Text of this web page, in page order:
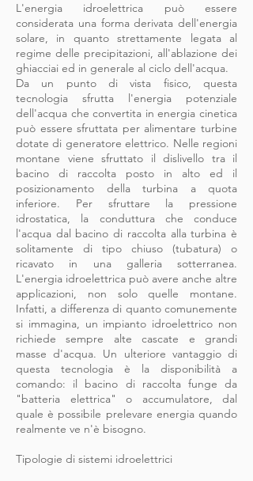
L'energia idroelettrica può essere
considerata una forma derivata dell'energia
solare, in quanto strettamente legata al
regime delle precipitazioni, all'ablazione dei
ghiacciai ed in generale al ciclo dell'acqua.
Da un punto di vista fisico, questa
tecnologia sfrutta l'energia potenziale
dell'acqua che convertita in energia cinetica
può essere sfruttata per alimentare turbine
dotate di generatore elettrico. Nelle regioni
montane viene sfruttato il dislivello tra il
bacino di raccolta posto in alto ed il
posizionamento della turbina a quota
inferiore. Per sfruttare la pressione
idrostatica, la conduttura che conduce
l'acqua dal bacino di raccolta alla turbina è
solitamente di tipo chiuso (tubatura) o
ricavato in una galleria sotterranea.
L'energia idroelettrica può avere anche altre
applicazioni, non solo quelle montane.
Infatti, a differenza di quanto comunemente
si immagina, un impianto idroelettrico non
richiede sempre alte cascate e grandi
masse d'acqua. Un ulteriore vantaggio di
questa tecnologia è la disponibilità a
comando: il bacino di raccolta funge da
"batteria elettrica" o accumulatore, dal
quale è possibile prelevare energia quando
realmente ve n'è bisogno.
Tipologie di sistemi idroelettrici